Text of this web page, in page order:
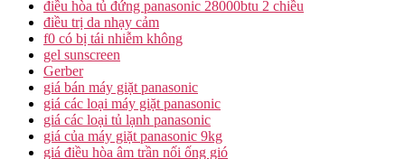
điều hòa tủ đứng panasonic 28000btu 2 chiều
điều trị da nhạy cảm
f0 có bị tái nhiễm không
gel sunscreen
Gerber
giá bán máy giặt panasonic
giá các loại máy giặt panasonic
giá các loại tủ lạnh panasonic
giá của máy giặt panasonic 9kg
giá điều hòa âm trần nối ống gió